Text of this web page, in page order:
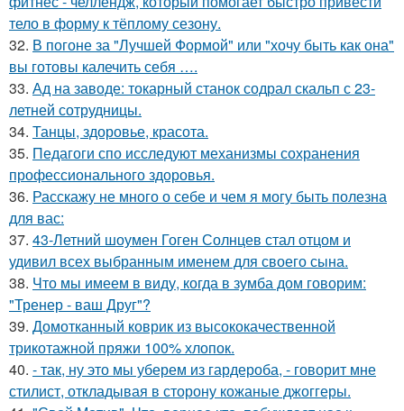
тело в форму к тёплому сезону.
32. В погоне за "Лучшей Формой" или "хочу быть как она"
вы готовы калечить себя ….
33. Ад на заводе: токарный станок содрал скальп с 23-
летней сотрудницы.
34. Танцы, здоровье, красота.
35. Педагоги спо исследуют механизмы сохранения
профессионального здоровья.
36. Расскажу не много о себе и чем я могу быть полезна
для вас:
37. 43-Летний шоумен Гоген Солнцев стал отцом и
удивил всех выбранным именем для своего сына.
38. Что мы имеем в виду, когда в зумба дом говорим:
"Тренер - ваш Друг"?
39. Домотканный коврик из высококачественной
трикотажной пряжи 100% хлопок.
40. - так, ну это мы уберем из гардероба, - говорит мне
стилист, откладывая в сторону кожаные джоггеры.